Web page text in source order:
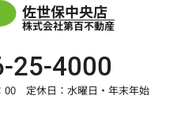
佐世保中央店
株式会社第百不動産
25-4000
00 定休日：水曜日・年末年始